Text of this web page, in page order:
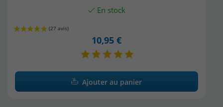
En stock
10,95 €
Ajouter au panier